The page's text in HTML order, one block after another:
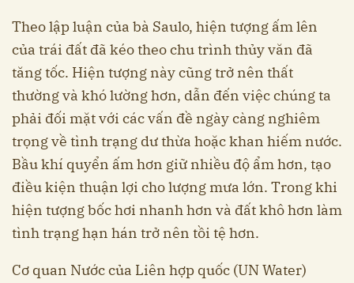
Theo lập luận của bà Saulo, hiện tượng ấm lên
của trái đất đã kéo theo chu trình thủy văn đã
tăng tốc. Hiện tượng này cũng trở nên thất
thường và khó lường hơn, dẫn đến việc chúng ta
phải đối mặt với các vấn đề ngày càng nghiêm
trọng về tình trạng dư thừa hoặc khan hiếm nước.
Bầu khí quyển ấm hơn giữ nhiều độ ẩm hơn, tạo
điều kiện thuận lợi cho lượng mưa lớn. Trong khi
hiện tượng bốc hơi nhanh hơn và đất khô hơn làm
tình trạng hạn hán trở nên tồi tệ hơn.
Cơ quan Nước của Liên hợp quốc (UN Water)